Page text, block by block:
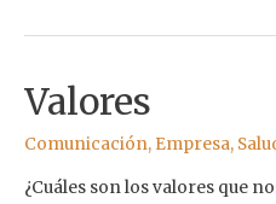
Valores
Comunicación, Empresa,
¿Cuáles son los valores que